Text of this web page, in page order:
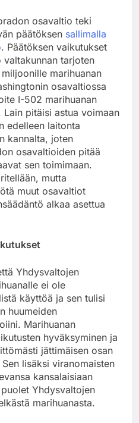
osavaltio teki
päätöksen sallimalla
. Päätöksen vaikutukset
tarjoten
marihuanan
osavaltiossa
I-502 marihuanan
pitäisi astua voimaan
edelleen laitonta
kannalta, joten
osavaltioiden pitää
sen toimimaan.
mutta
muut osavaltiot
alkaa asettua
Yhdysvaltojen
ei ole
käyttöä ja sen tulisi
huumeiden
Marihuanan
hyväksyminen ja
jättimäisen osan
lisäksi viranomaisten
kansalaisiaan
Yhdysvaltojen
marihuanasta.